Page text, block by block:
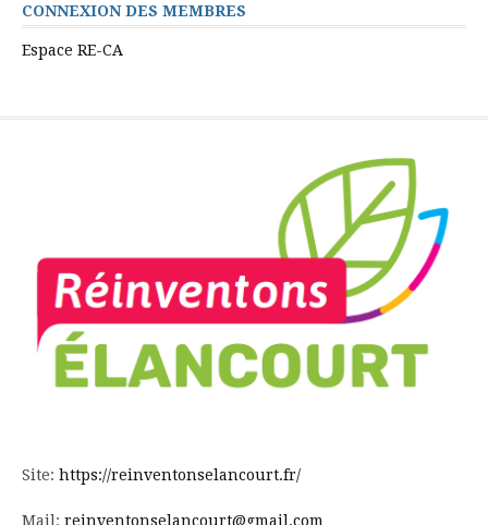
CONNEXION DES MEMBRES
Espace RE-CA
Site: https://reinventonselancourt.fr/
Mail: reinventonselancourt@gmail.com